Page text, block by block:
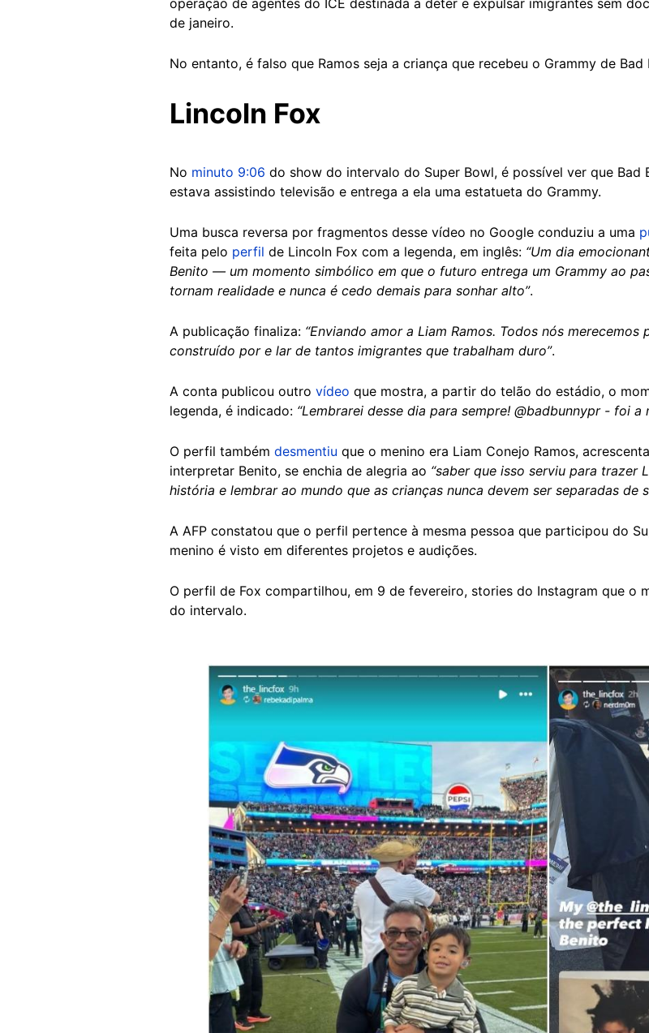
de janeiro.
No entanto, é falso que Ramos seja a criança que recebeu o Grammy de Bad
Lincoln Fox
No minuto 9:06 do show do intervalo do Super Bowl, é possível ver que Bad
estava assistindo televisão e entrega a ela uma estatueta do Grammy.
Uma busca reversa por fragmentos desse vídeo no Google conduziu a uma
feita pelo perfil de Lincoln Fox com a legenda, em inglês: “Um dia
Benito — um momento simbólico em que o futuro entrega um Grammy ao
tornam realidade e nunca é cedo demais para sonhar alto”.
A publicação finaliza: “Enviando amor a Liam Ramos. Todos nós
construído por e lar de tantos imigrantes que trabalham duro”.
A conta publicou outro vídeo que mostra, a partir do telão do estádio, o
legenda, é indicado: “Lembrarei desse dia para sempre! @badbunnypr - foi a
O perfil também desmentiu que o menino era Liam Conejo Ramos,
interpretar Benito, se enchia de alegria ao “saber que isso serviu para trazer
história e lembrar ao mundo que as crianças nunca devem ser separadas de
A AFP constatou que o perfil pertence à mesma pessoa que participou do
menino é visto em diferentes projetos e audições.
O perfil de Fox compartilhou, em 9 de fevereiro, stories do Instagram que o
do intervalo.